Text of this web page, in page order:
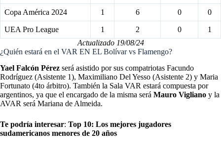
Copa América 2024 1 6 0 0
UEA Pro League 1 2 0
1
Actualizado 19/08/24
¿Quién estará en el VAR EN EL Bolívar vs Flamengo?
Yael Falcón Pérez será asistido por sus compatriotas Facundo
Rodríguez (Asistente 1), Maximiliano Del Yesso (Asistente 2) y Maria
Fortunato (4to árbitro). También la Sala VAR estará compuesta por
argentinos, ya que el encargado de la misma será Mauro Vigliano y la
AVAR será Mariana de Almeida.
Te podría interesar: Top 10: Los mejores jugadores
sudamericanos menores de 20 años